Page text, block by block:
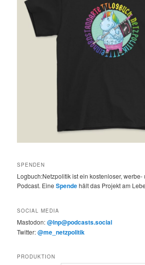
SPENDEN
Logbuch:Netzpolitik ist ein kostenloser,
Podcast. EineSpendehält das Projekt am
SOCIAL MEDIA
Mastodon:@lnp@podcasts.social
Twitter:@me_netzpolitik
PRODUKTION